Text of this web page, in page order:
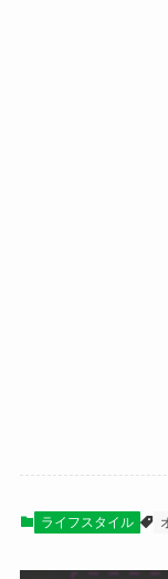
ライフスタイル